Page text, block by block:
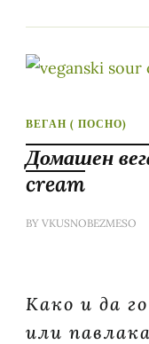
ВЕГАН ( ПОСНО)
Домашен
cream
BY VKUSNOBEZMESO
Како и да
или